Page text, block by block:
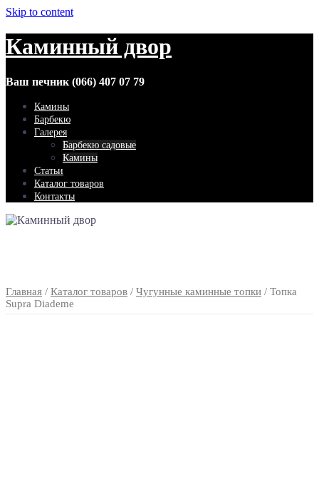
Skip to content
Каминный двор
Ваш печник (066) 407 07 79
Камины
Барбекю
Галерея
Барбекю садовые
Камины
Статьи
Каталог товаров
Контакты
Главная / Каталог товаров / Чугунные каминные топки / Топка
Supra Diademe